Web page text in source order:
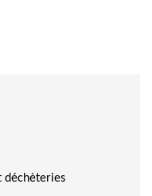
déchèteries